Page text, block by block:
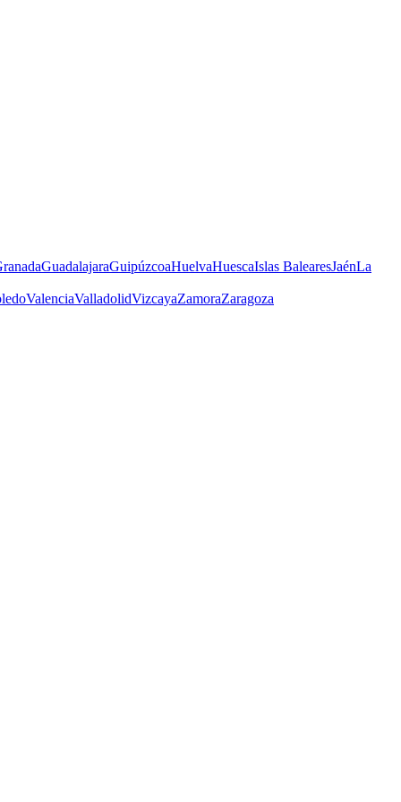
GuadalajaraGuipúzcoaHuelvaHuescaIslas BalearesJaénLa
ValenciaValladolidVizcayaZamoraZaragoza